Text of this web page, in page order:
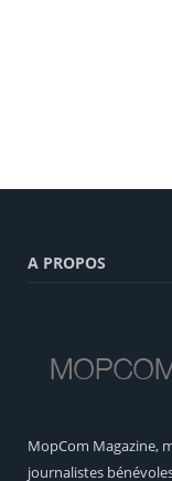
A PROPOS
MopCom Magazine,
journalistes